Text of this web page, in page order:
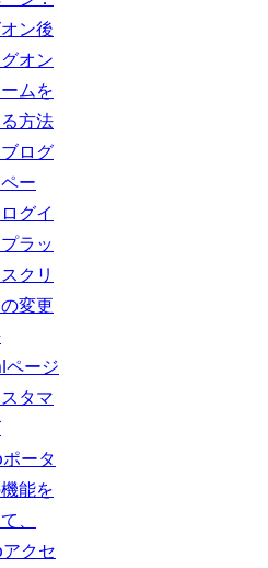
ン後
オン
ムを
方法
ログ
ー
グイ
ラッ
クリ
変更
ージ
タマ
ータ
能を
、
クセ